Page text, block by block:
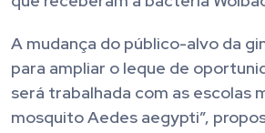
A mudança do público-alvo da
para ampliar o leque de
será trabalhada com as escolas
mosquito Aedes aegypti”,